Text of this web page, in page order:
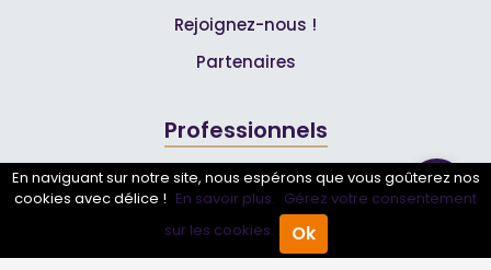
Annuaire Pro Agenda
Rejoignez-nous !
Partenaires
Professionnels
Annuaire pro
Inscrire mon entreprise
Les Abonnements Pros
En naviguant sur notre site, nous espérons que vous goûterez nos
cookies avec délice ! En savoir plus. Gérez votre consentement
sur les cookies.
Ok